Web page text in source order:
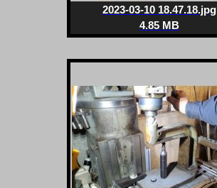
2023-03-10 18.47.18.jpg
4.85 MB